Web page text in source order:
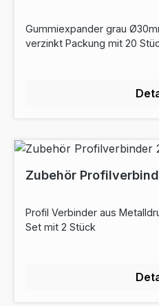
Gummiexpander grau
Zubehör
Profil Verbinder aus Metalldruckguss,